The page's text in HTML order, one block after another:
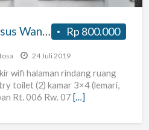
Rp 800.000
Kosan Rindang Khusus Wanita
24 Juli 2019
wifi halaman rindang ruang
toilet (2) kamar 3×4 (lemari,
Rt. 006 Rw. 07 […]